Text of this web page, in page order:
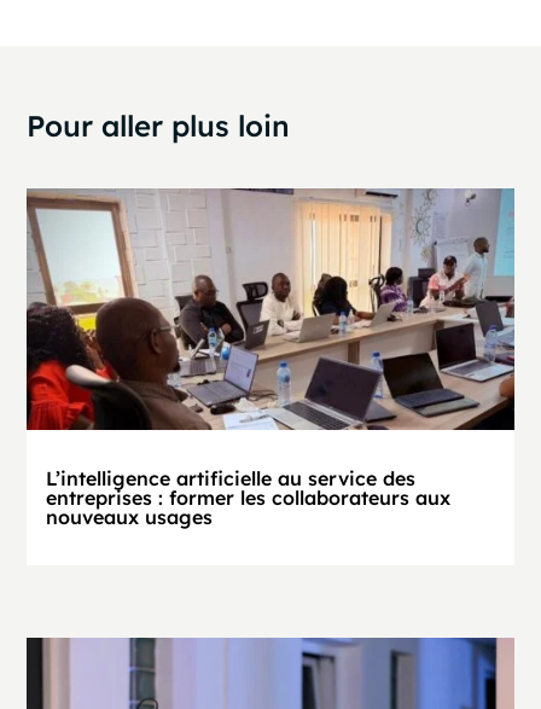
Pour aller plus loin
L’intelligence artificielle au service des
entreprises : former les collaborateurs aux
nouveaux usages